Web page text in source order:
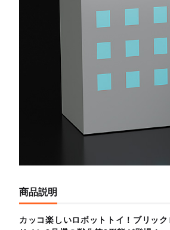
商品説明
カッコ楽しいロボットトイ！ブリッ